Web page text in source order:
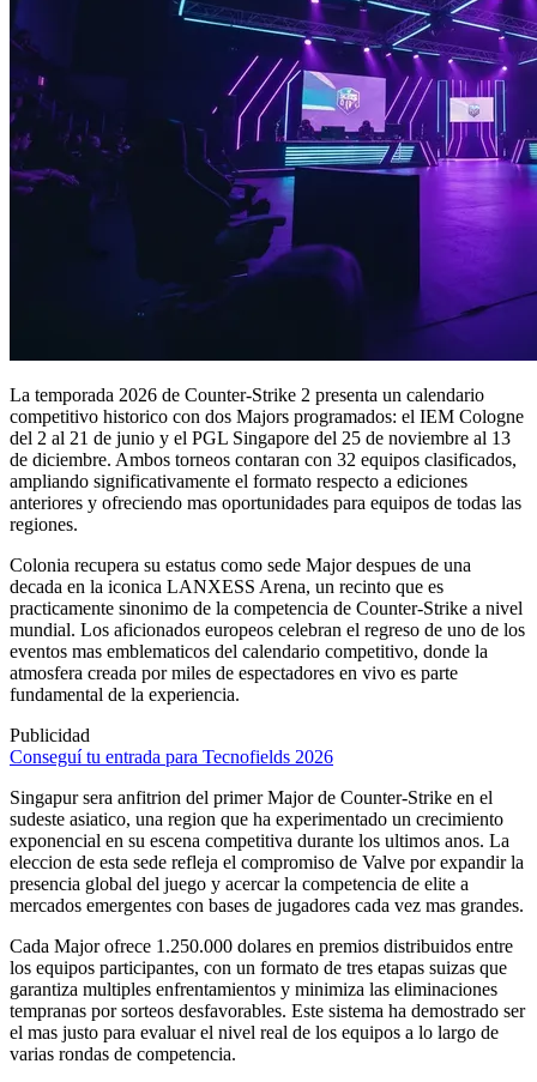
La temporada 2026 de Counter-Strike 2 presenta un calendario
competitivo historico con dos Majors programados: el IEM Cologne
del 2 al 21 de junio y el PGL Singapore del 25 de noviembre al 13
de diciembre. Ambos torneos contaran con 32 equipos clasificados,
ampliando significativamente el formato respecto a ediciones
anteriores y ofreciendo mas oportunidades para equipos de todas las
regiones.
Colonia recupera su estatus como sede Major despues de una
decada en la iconica LANXESS Arena, un recinto que es
practicamente sinonimo de la competencia de Counter-Strike a nivel
mundial. Los aficionados europeos celebran el regreso de uno de los
eventos mas emblematicos del calendario competitivo, donde la
atmosfera creada por miles de espectadores en vivo es parte
fundamental de la experiencia.
Publicidad
Conseguí tu entrada para Tecnofields 2026
Singapur sera anfitrion del primer Major de Counter-Strike en el
sudeste asiatico, una region que ha experimentado un crecimiento
exponencial en su escena competitiva durante los ultimos anos. La
eleccion de esta sede refleja el compromiso de Valve por expandir la
presencia global del juego y acercar la competencia de elite a
mercados emergentes con bases de jugadores cada vez mas grandes.
Cada Major ofrece 1.250.000 dolares en premios distribuidos entre
los equipos participantes, con un formato de tres etapas suizas que
garantiza multiples enfrentamientos y minimiza las eliminaciones
tempranas por sorteos desfavorables. Este sistema ha demostrado ser
el mas justo para evaluar el nivel real de los equipos a lo largo de
varias rondas de competencia.